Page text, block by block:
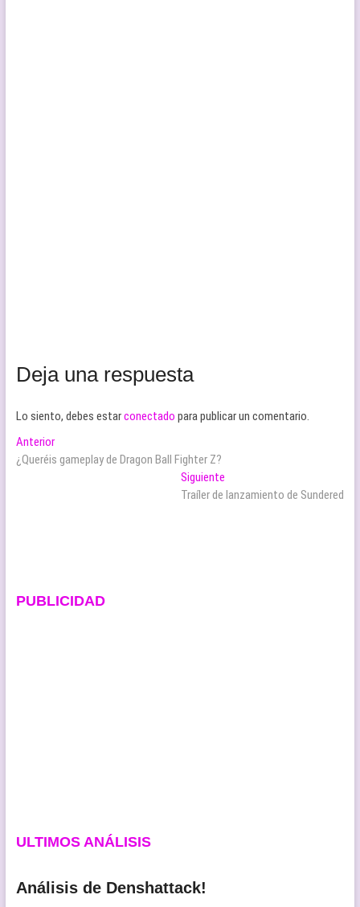
Deja una respuesta
Lo siento, debes estarconectado para publicar un comentario.
Navegación
de
AnteriorEntrada
anterior:
¿Queréis gameplay de Dragon Ball Fighter Z?
Siguiente
siguiente:
Traíler de lanzamiento de Sundered
PUBLICIDAD
ULTIMOS ANÁLISIS
Análisis de Denshattack!